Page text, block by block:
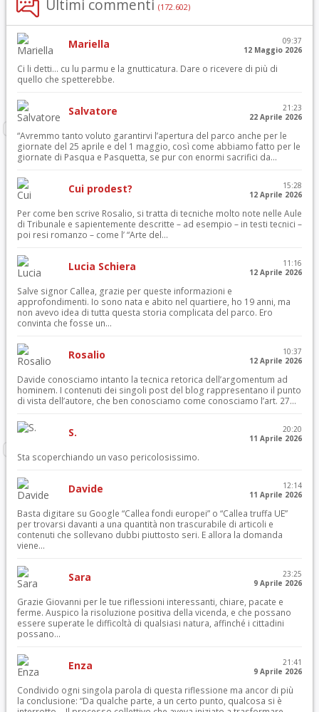
Ultimi commenti (172.602)
Mariella
09:37
12 Maggio 2026
Ci li detti… cu lu parmu e la gnutticatura. Dare o ricevere di più di
quello che spetterebbe.
Salvatore
21:23
22 Aprile 2026
“Avremmo tanto voluto garantirvi l’apertura del parco anche per le
giornate del 25 aprile e del 1 maggio, così come abbiamo fatto per le
giornate di Pasqua e Pasquetta, se pur con enormi sacrifici da...
Cui prodest?
15:28
12 Aprile 2026
Per come ben scrive Rosalio, si tratta di tecniche molto note nelle Aule
di Tribunale e sapientemente descritte – ad esempio – in testi tecnici –
poi resi romanzo – come l’ “Arte del...
Lucia Schiera
11:16
12 Aprile 2026
Salve signor Callea, grazie per queste informazioni e
approfondimenti. Io sono nata e abito nel quartiere, ho 19 anni, ma
non avevo idea di tutta questa storia complicata del parco. Ero
convinta che fosse un...
Rosalio
10:37
12 Aprile 2026
Davide conosciamo intanto la tecnica retorica dell’argomentum ad
hominem. I contenuti dei singoli post del blog rappresentano il punto
di vista dell’autore, che ben conosciamo come conosciamo l’art. 27...
S.
20:20
11 Aprile 2026
Sta scoperchiando un vaso pericolosissimo.
Davide
12:14
11 Aprile 2026
Basta digitare su Google “Callea fondi europei” o “Callea truffa UE”
per trovarsi davanti a una quantità non trascurabile di articoli e
contenuti che sollevano dubbi piuttosto seri. E allora la domanda
viene...
Sara
23:25
9 Aprile 2026
Grazie Giovanni per le tue riflessioni interessanti, chiare, pacate e
ferme. Auspico la risoluzione positiva della vicenda, e che possano
essere superate le difficoltà di qualsiasi natura, affinché i cittadini
possano...
Enza
21:41
9 Aprile 2026
Condivido ogni singola parola di questa riflessione ma ancor di più
la conclusione: “Da qualche parte, a un certo punto, qualcosa si è